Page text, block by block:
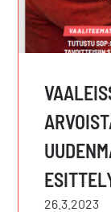
26.3.2023